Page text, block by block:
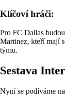
Klíčoví hráči:
Pro FC Dallas
Martinez, kteří mají
týmu.
Sestava
Nyní se podíváme